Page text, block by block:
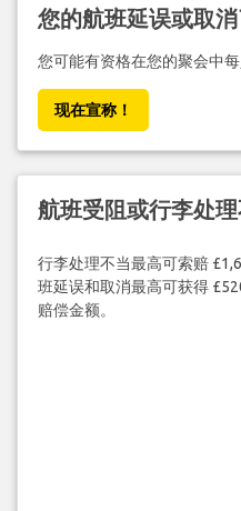
您的航班延误或取消
您可能有资格在您的聚会中
现在宣称！
航班受阻或行李处理
行李处理不当最高可索赔
班延误和取消最高可获得
赔偿金额。